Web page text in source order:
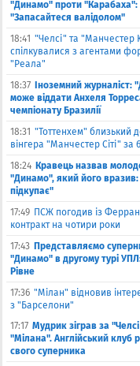
"Динамо" проти "Карабаха":
"Запасайтеся валідолом"
18:41 "Челсі" та "Манчестер
спілкувалися з агентами
"Реала"
18:37
Іноземний журналіст:
може віддати Анхеля
чемпіонату Бразилії
18:31 "Тоттенхем" близький
вінгера "Манчестер Сіті" за
18:24 Кравець назвав
"Динамо", який його
підкупає"
17:49 ПСЖ погодив із
контракт на чотири роки
17:43 Представляємо
"Динамо" в другому турі
Рівне
17:36 "Мілан" відновив
з "Барселони"
17:17 Мудрик зіграв за
"Мілана". Англійський клуб
свого суперника